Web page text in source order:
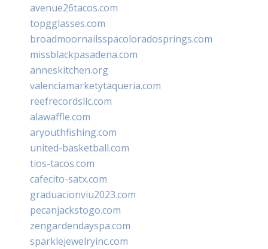
avenue26tacos.com
topgglasses.com
broadmoornailsspacoloradosprings.com
missblackpasadena.com
anneskitchen.org
valenciamarketytaqueria.com
reefrecordsllc.com
alawaffle.com
aryouthfishing.com
united-basketball.com
tios-tacos.com
cafecito-satx.com
graduacionviu2023.com
pecanjackstogo.com
zengardendayspa.com
sparklejewelryinc.com